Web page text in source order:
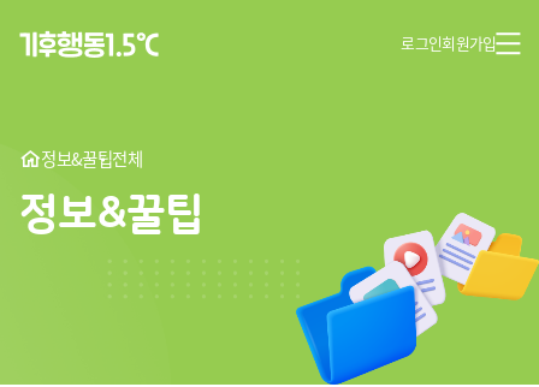
로그인회원가입
정보&꿀팁전체
정보&꿀팁